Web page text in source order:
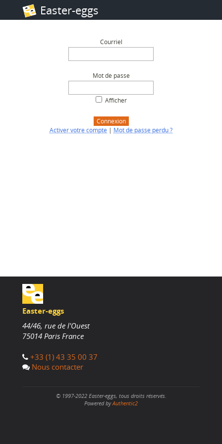
Easter-eggs
Courriel
Mot de passe
Afficher
Connexion
Activer votre compte | Mot de passe perdu ?
Easter-eggs
44/46, rue de l'Ouest
75014 Paris France
+33 (1) 43 35 00 37
Nous contacter
© 1997-2022 Easter-eggs, tous droits réservés.
Powered byAuthentic2